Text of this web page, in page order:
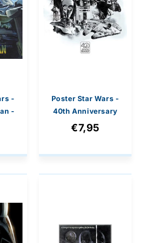
-
-
Poster Star Wars -
40th Anniversary
Montage 61x91,5cm
€7,95